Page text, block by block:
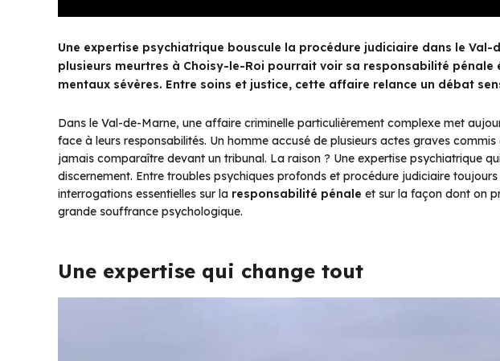
Une expertise psychiatrique bouscule la procédure judiciaire dans le Val-
plusieurs meurtres à Choisy-le-Roi pourrait voir sa responsabilité pénale
mentaux sévères. Entre soins et justice, cette affaire relance un débat
Dans le Val-de-Marne, une affaire criminelle particulièrement complexe met
face à leurs responsabilités. Un homme accusé de plusieurs actes graves
jamais comparaître devant un tribunal. La raison ? Une expertise psychiatrique
discernement. Entre troubles psychiques profonds et procédure judiciaire
interrogations essentielles sur la responsabilité pénale et sur la façon dont on
grande souffrance psychologique.
Une expertise qui change tout